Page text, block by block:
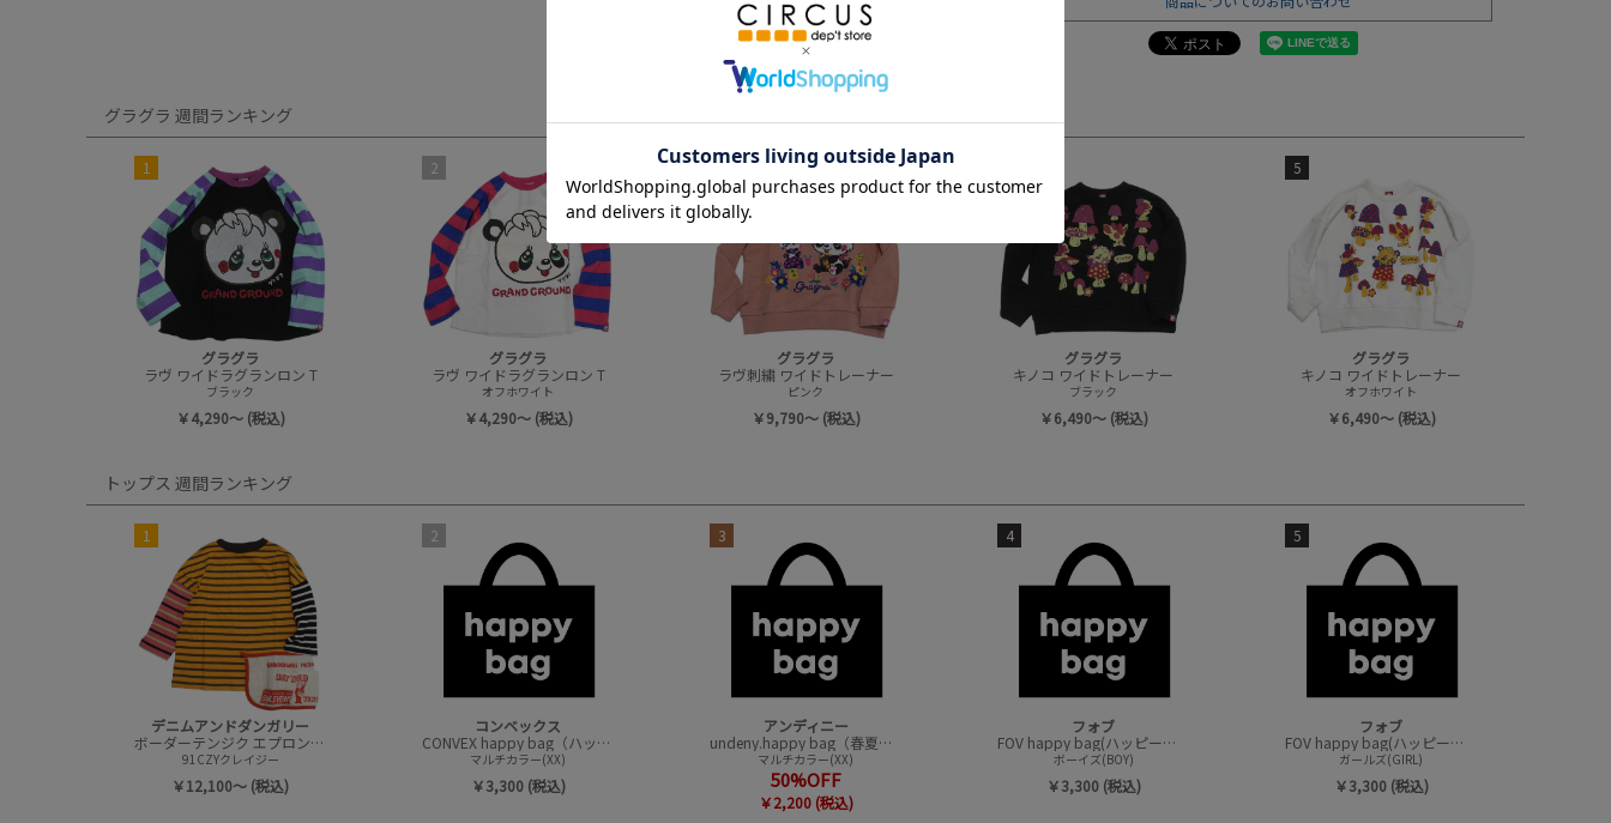
グラグラ 週間ランキング
1
グラグラ
ラヴ ワイドラグランロン T
ブラック
￥4,290～ (税込)
2
グラグラ
ラヴ ワイドラグランロン T
オフホワイト
￥4,290～ (税込)
3
グラグラ
ラヴ刺繍 ワイドトレーナー
ピンク
￥9,790～ (税込)
グラグラ
キノコ ワイドトレーナー
ブラック
￥6,490～ (税込)
5
グラグラ
キノコ ワイドトレーナー
オフホワイト
￥6,490～ (税込)
トップス 週間ランキング
1
デニムアンドダンガリー
ボーダーテンジク エプロンツキ L/S TEE(8分袖)
91CZYクレイジー
￥12,100～ (税込)
2
コンベックス
CONVEX happy bag（ハッピーバック）
マルチカラー(XX)
￥3,300 (税込)
3
アンディニー
undeny.happy bag（春夏アイテムハッピーバック）
マルチカラー(XX)
50%OFF
￥2,200 (税込)
4
フォブ
FOV happy bag(ハッピーバック/トップスセット)
ボーイズ(BOY)
￥3,300 (税込)
5
フォブ
FOV happy bag(ハッピーバック/トップスセット)
ガールズ(GIRL)
￥3,300 (税込)